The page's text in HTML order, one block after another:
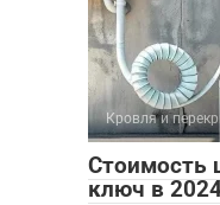
Кровля и
Стоимость
ключ в